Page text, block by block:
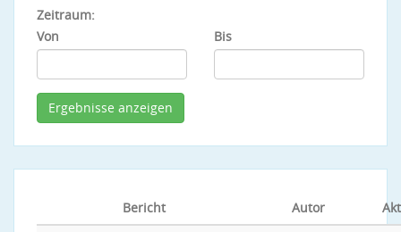
Zeitraum:
Von
Bis
Bericht Autor